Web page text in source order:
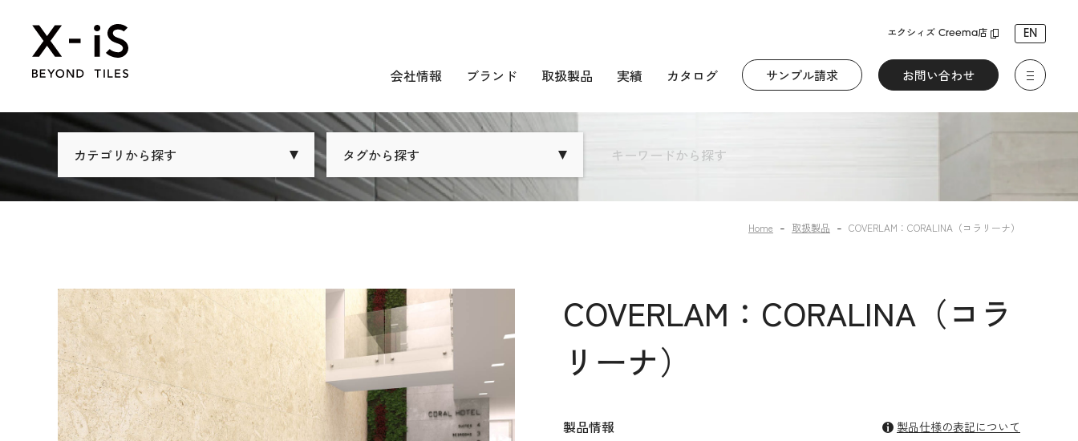
会社情報 ブランド 取扱製品 実績 カタログ サンプル請求 お問い合わせ
エクシィズ Creema店 EN
カテゴリから探す タグから探す キーワードから探す
Home 取扱製品 COVERLAM：CORALINA（コラリーナ）
COVERLAM：CORALINA（コラ
リーナ）
製品情報
製品仕様の表記について